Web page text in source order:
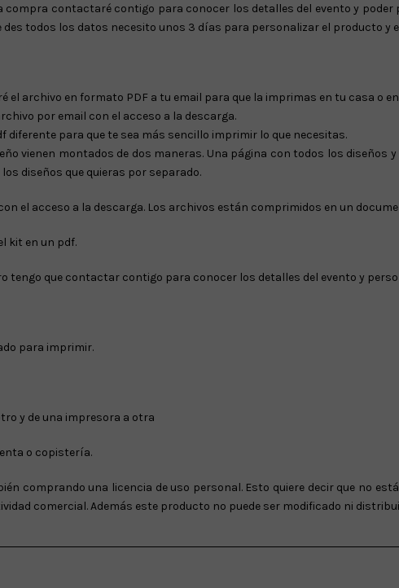
compra contactaré contigo para conocer los detalles del evento y poder
todos los datos necesito unos 3 días para personalizar el producto y
el archivo en formato PDF a tu email para que la imprimas en tu casa o
por email con el acceso a la descarga.
diferente para que te sea más sencillo imprimir lo que necesitas.
vienen montados de dos maneras. Una página con todos los diseños
diseños que quieras por separado.
el acceso a la descarga. Los archivos están comprimidos en un
kit en un pdf.
tengo que contactar contigo para conocer los detalles del evento y
para imprimir.
y de una impresora a otra
o copistería.
comprando una licencia de uso personal. Esto quiere decir que no
comercial. Además este producto no puede ser modificado ni